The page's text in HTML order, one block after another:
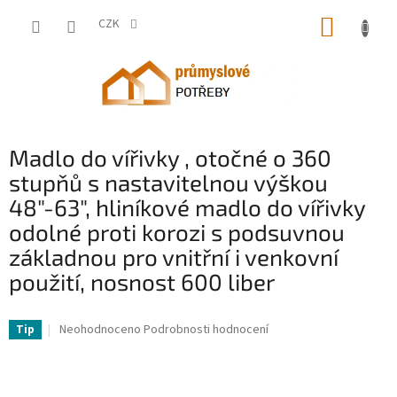
CZK
Madlo do vířivky , otočné o 360
stupňů s nastavitelnou výškou
48"-63", hliníkové madlo do vířivky
odolné proti korozi s podsuvnou
základnou pro vnitřní i venkovní
použití, nosnost 600 liber
Tip
Průměrné
Neohodnoceno Podrobnosti hodnocení